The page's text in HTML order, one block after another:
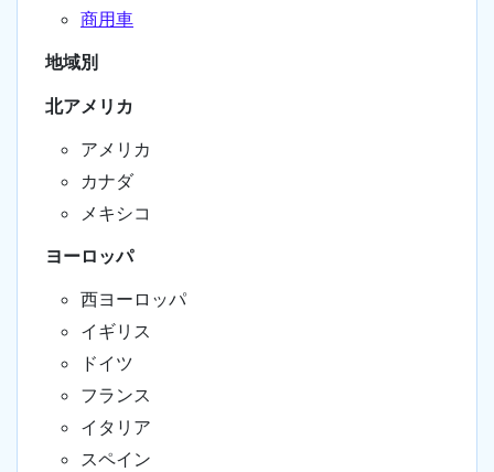
商用車
地域別
北アメリカ
アメリカ
カナダ
メキシコ
ヨーロッパ
西ヨーロッパ
イギリス
ドイツ
フランス
イタリア
スペイン